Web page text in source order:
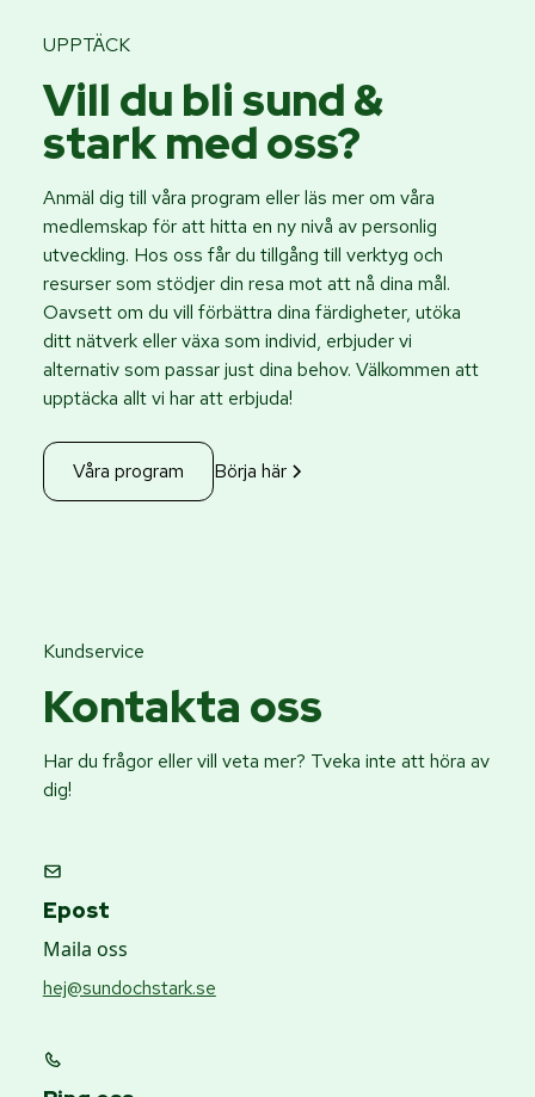
UPPTÄCK
Vill du bli sund &
stark med oss?
Anmäl dig till våra program eller läs mer om våra
medlemskap för att hitta en ny nivå av personlig
utveckling. Hos oss får du tillgång till verktyg och
resurser som stödjer din resa mot att nå dina mål.
Oavsett om du vill förbättra dina färdigheter, utöka
ditt nätverk eller växa som individ, erbjuder vi
alternativ som passar just dina behov. Välkommen att
upptäcka allt vi har att erbjuda!
Våra program Börja här
Kundservice
Kontakta oss
Har du frågor eller vill veta mer? Tveka inte att höra av
dig!
Epost
Maila oss
hej@sundochstark.se